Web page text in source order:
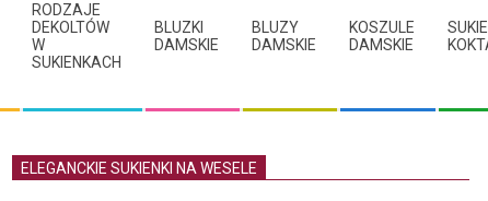
RODZAJE
DEKOLTÓW
W
SUKIENKACH
BLUZKI
DAMSKIE
BLUZY
DAMSKIE
KOSZULE
DAMSKIE
ELEGANCKIE SUKIENKI NA WESELE